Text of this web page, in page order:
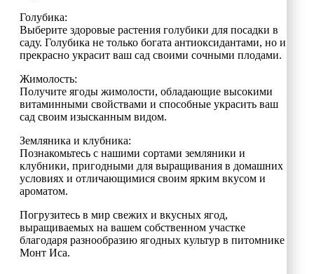
Голубика:
Выберите здоровые растения голубики для посадки в
саду. Голубика не только богата антиоксидантами, но и
прекрасно украсит ваш сад своими сочными плодами.
Жимолость:
Получите ягоды жимолости, обладающие высокими
витаминными свойствами и способные украсить ваш
сад своим изысканным видом.
Земляника и клубника:
Познакомьтесь с нашими сортами земляники и
клубники, пригодными для выращивания в домашних
условиях и отличающимися своим ярким вкусом и
ароматом.
Погрузитесь в мир свежих и вкусных ягод,
выращиваемых на вашем собственном участке
благодаря разнообразию ягодных культур в питомнике
Монт Иса.